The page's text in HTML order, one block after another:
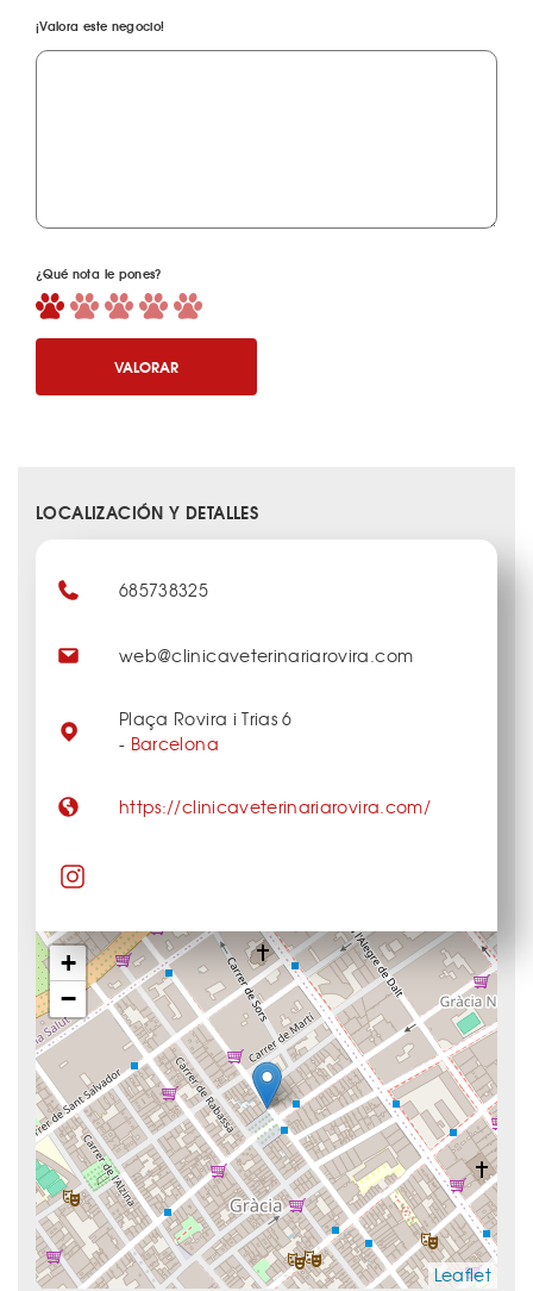
¡Valora este negocio!
¿Qué nota le pones?
VALORAR
LOCALIZACIÓN Y DETALLES
+
−
Leaflet
685738325
web@clinicaveterinariarovira.com
Plaça Rovira i Trias 6
- Barcelona
https://clinicaveterinariarovira.com/